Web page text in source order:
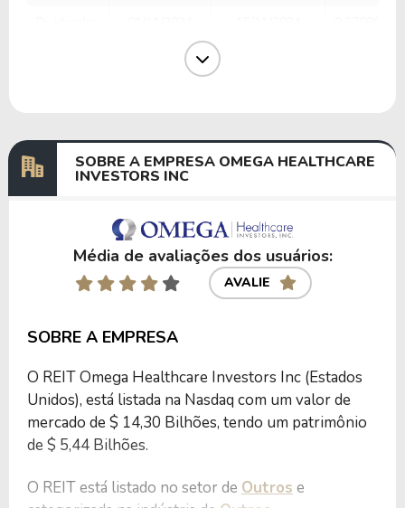
02/08/2024
SOBRE A EMPRESA OMEGA HEALTHCARE
INVESTORS INC
Média de avaliações dos usuários:
AVALIE
SOBRE A EMPRESA
O REIT Omega Healthcare Investors Inc (Estados
Unidos), está listada na Nasdaq com um valor de
mercado de $ 14,30 Bilhões, tendo um patrimônio
de $ 5,44 Bilhões.
O REIT está listado no setor de Outros e